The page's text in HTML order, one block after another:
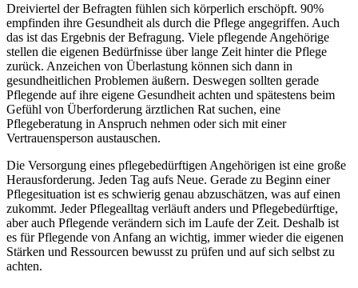
Dreiviertel der Befragten fühlen sich körperlich erschöpft. 90%
empfinden ihre Gesundheit als durch die Pflege angegriffen. Auch
das ist das Ergebnis der Befragung. Viele pflegende Angehörige
stellen die eigenen Bedürfnisse über lange Zeit hinter die Pflege
zurück. Anzeichen von Überlastung können sich dann in
gesundheitlichen Problemen äußern. Deswegen sollten gerade
Pflegende auf ihre eigene Gesundheit achten und spätestens beim
Gefühl von Überforderung ärztlichen Rat suchen, eine
Pflegeberatung in Anspruch nehmen oder sich mit einer
Vertrauensperson austauschen.
Die Versorgung eines pflegebedürftigen Angehörigen ist eine große
Herausforderung. Jeden Tag aufs Neue. Gerade zu Beginn einer
Pflegesituation ist es schwierig genau abzuschätzen, was auf einen
zukommt. Jeder Pflegealltag verläuft anders und Pflegebedürftige,
aber auch Pflegende verändern sich im Laufe der Zeit. Deshalb ist
es für Pflegende von Anfang an wichtig, immer wieder die eigenen
Stärken und Ressourcen bewusst zu prüfen und auf sich selbst zu
achten.